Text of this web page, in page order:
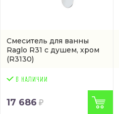
Смеситель для ванны
Raglo R31 с душем, хром
(R3130)
17 686